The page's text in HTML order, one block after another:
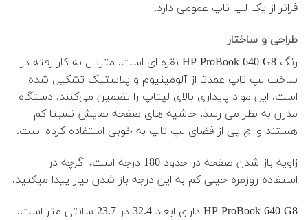
فراتر از یک لپ تاپ عمومی دارد.
طراحی و ساختار
رنگ HP ProBook 640 G8 نقره ای است. متریال به کار رفته در
ساخت لپ تاپ عمدتا از آلومینیوم و پلاستیک تشکیل شده
است. این مواد پایداری بالای لپتاپ را تضمین می‌کنند. دستگاه
مدرن به نظر می رسد. حاشیه های صفحه نمایش نسبتا کم
هستند و اچ پی از فضای لپ تاپ به خوبی استفاده کرده است.
زاویه باز شدن صفحه در حدود 180 درجه است، اگرچه در
استفاده روزمره خیلی کم به این درجه باز شدن نیاز پیدا میکنید.
HP ProBook 640 G8 دارای ابعاد 32.4 در 23.7 سانتی متر است.